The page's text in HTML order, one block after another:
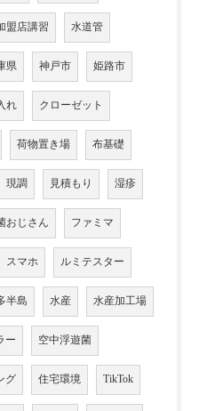
盟店講習 水道管
県 神戸市 姫路市
れ クローゼット
荷物置き場 布基礎
現調 見積もり 湿疹
おじさん ファミマ
スマホ ルミテスター
半島 水産 水産加工場
ー 空中浮遊菌
グ 住宅環境 TikTok